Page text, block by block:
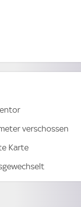
verschossen
Karte